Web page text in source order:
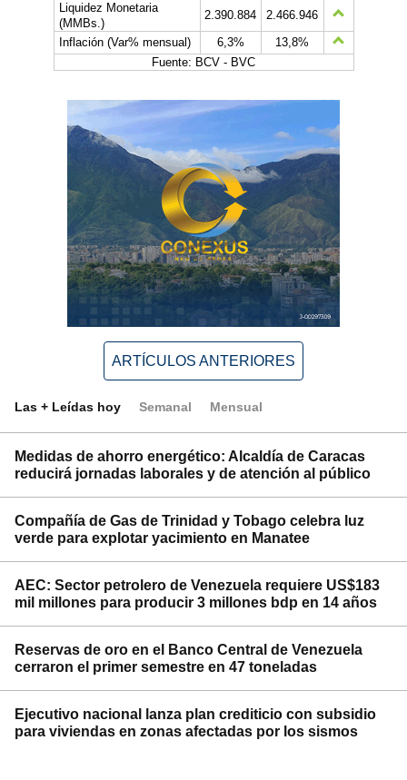
Liquidez Monetaria
(MMBs.)
2.390.884
2.466.946
Inflación (Var% mensual)
6,3%
13,8%
Fuente: BCV - BVC
ARTÍCULOS ANTERIORES
Las + Leídas hoy Semanal Mensual
Medidas de ahorro energético: Alcaldía de Caracas
reducirá jornadas laborales y de atención al público
Compañía de Gas de Trinidad y Tobago celebra luz
verde para explotar yacimiento en Manatee
AEC: Sector petrolero de Venezuela requiere US$183
mil millones para producir 3 millones bdp en 14 años
Reservas de oro en el Banco Central de Venezuela
cerraron el primer semestre en 47 toneladas
Ejecutivo nacional lanza plan crediticio con subsidio
para viviendas en zonas afectadas por los sismos